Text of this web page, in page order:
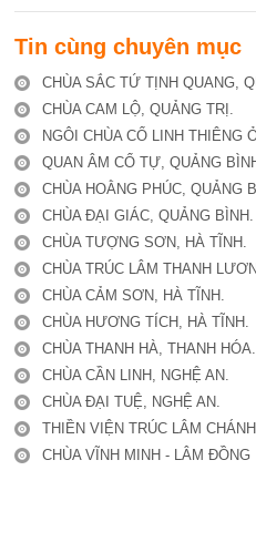
Tin cùng chuyên mục
CHÙA SẮC TỨ TỊNH QUANG,
CHÙA CAM LỘ, QUẢNG TRỊ.
NGÔI CHÙA CỔ LINH THIÊNG
QUAN ÂM CỔ TỰ, QUẢNG
CHÙA HOẰNG PHÚC, QUẢNG
CHÙA ĐẠI GIÁC, QUẢNG BÌNH.
CHÙA TƯỢNG SƠN, HÀ TĨNH.
CHÙA TRÚC LÂM THANH
CHÙA CẢM SƠN, HÀ TĨNH.
CHÙA HƯƠNG TÍCH, HÀ TĨNH.
CHÙA THANH HÀ, THANH HÓA.
CHÙA CẦN LINH, NGHỆ AN.
CHÙA ĐẠI TUỆ, NGHỆ AN.
THIỀN VIỆN TRÚC LÂM
CHÙA VĨNH MINH - LÂM ĐỒNG